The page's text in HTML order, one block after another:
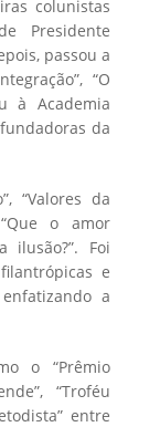
colunistas
Presidente
passou a
“O
à Academia
da
“Valores da
o amor
ilusão?”. Foi
e
a
o “Prêmio
“Troféu
entre